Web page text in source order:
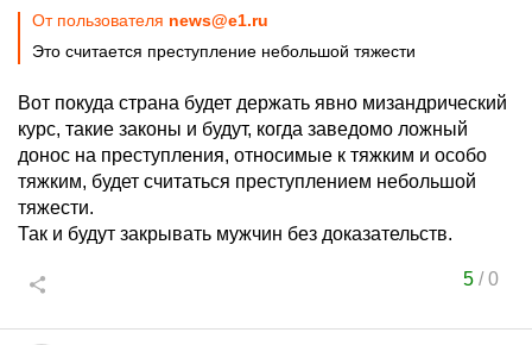
От пользователя news@e1.ru
Это считается преступление небольшой тяжести
Вот покуда страна будет держать явно мизандрический
курс, такие законы и будут, когда заведомо ложный
донос на преступления, относимые к тяжким и особо
тяжким, будет считаться преступлением небольшой
тяжести.
Так и будут закрывать мужчин без доказательств.
5/0